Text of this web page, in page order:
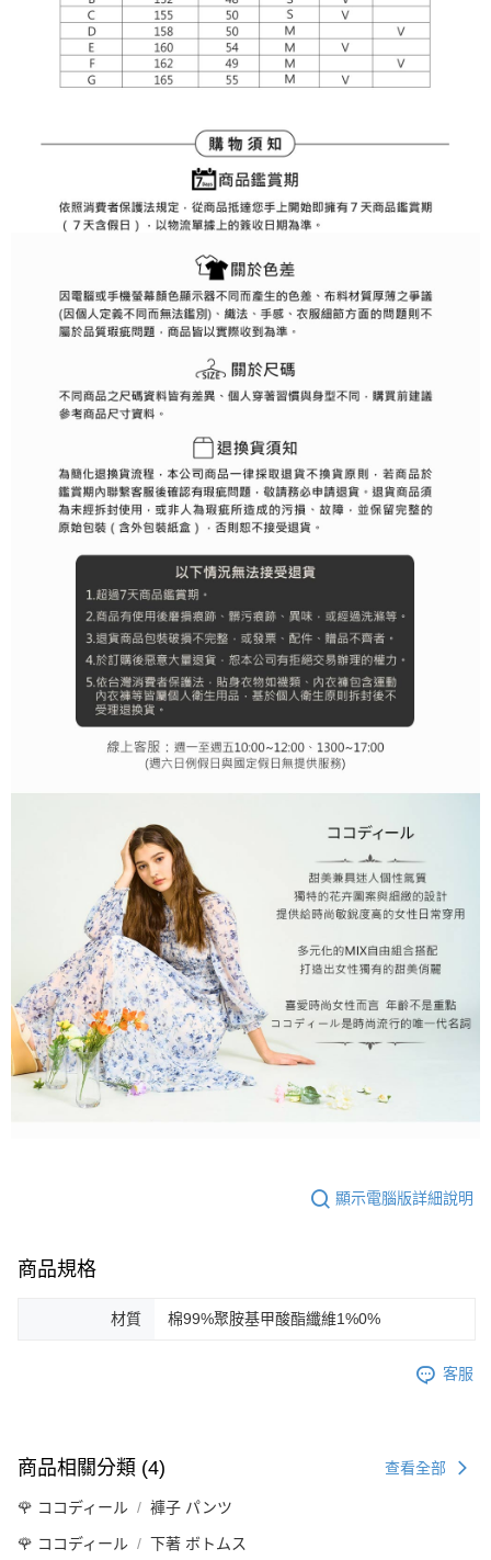
顯示電腦版詳細說明
商品規格
材質 棉99%聚胺基甲酸酯纖維1%0%
客服
商品相關分類 (4) 查看全部
🌹 ココディール 褲子 パンツ
🌹 ココディール 下著 ボトムス